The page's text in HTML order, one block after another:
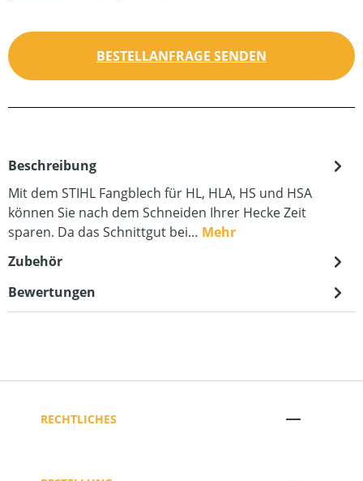
BESTELLANFRAGE SENDEN
Beschreibung
Mit dem STIHL Fangblech für HL, HLA, HS und HSA
können Sie nach dem Schneiden Ihrer Hecke Zeit
sparen. Da das Schnittgut bei… Mehr
Zubehör
Bewertungen
RECHTLICHES